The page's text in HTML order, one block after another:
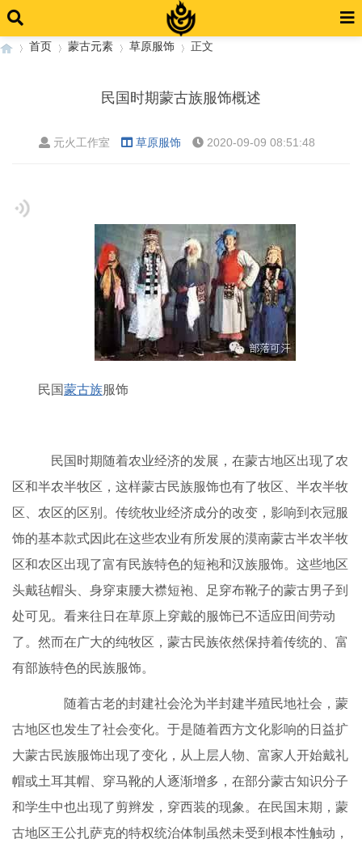
首页 蒙古元素 草原服饰 正文
民国时期蒙古族服饰概述
元火工作室 草原服饰 2020-09-09 08:51:48
民国蒙古族服饰
民国时期随着农业经济的发展，在蒙古地区出现了农
区和半农半牧区，这样蒙古民族服饰也有了牧区、半农半牧
区、农区的区别。传统牧业经济成分的改变，影响到衣冠服
饰的基本款式因此在这些农业有所发展的漠南蒙古半农半牧
区和农区出现了富有民族特色的短袍和汉族服饰。这些地区
头戴毡帽头、身穿束腰大襟短袍、足穿布靴子的蒙古男子到
处可见。看来往日在草原上穿戴的服饰已不适应田间劳动
了。然而在广大的纯牧区，蒙古民族依然保持着传统的、富
有部族特色的民族服饰。
随着古老的封建社会沦为半封建半殖民地社会，蒙
古地区也发生了社会变化。于是随着西方文化影响的日益扩
大蒙古民族服饰出现了变化，从上层人物、富家人开始戴礼
帽或土耳其帽、穿马靴的人逐渐增多，在部分蒙古知识分子
和学生中也出现了剪辫发，穿西装的现象。在民国末期，蒙
古地区王公扎萨克的特权统治体制虽然未受到根本性触动，